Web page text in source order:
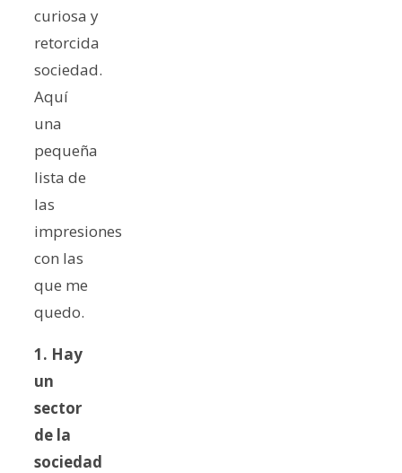
curiosa y
retorcida
sociedad.
Aquí
una
pequeña
lista de
las
impresiones
con las
que me
quedo.
1. Hay
un
sector
de la
sociedad